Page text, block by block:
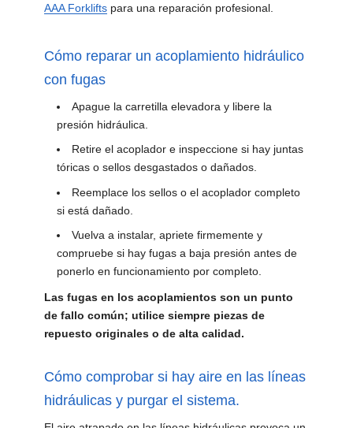
AAA Forklifts para una reparación profesional.
Cómo reparar un acoplamiento hidráulico
con fugas
Apague la carretilla elevadora y libere la
presión hidráulica.
Retire el acoplador e inspeccione si hay juntas
tóricas o sellos desgastados o dañados.
Reemplace los sellos o el acoplador completo
si está dañado.
Vuelva a instalar, apriete firmemente y
compruebe si hay fugas a baja presión antes de
ponerlo en funcionamiento por completo.
Las fugas en los acoplamientos son un punto
de fallo común; utilice siempre piezas de
repuesto originales o de alta calidad.
Cómo comprobar si hay aire en las líneas
hidráulicas y purgar el sistema.